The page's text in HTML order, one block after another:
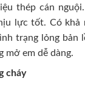
thép cán
lực tốt. Có khả
trạng lỏng bản
mở em dễ dàng.
cháy